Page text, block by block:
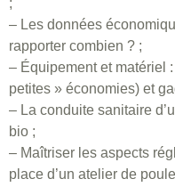
;
– Les données
rapporter combien ? ;
– Équipement et matériel
petites » économies) et
– La conduite sanitaire
bio ;
– Maîtriser les aspects
place d’un atelier de